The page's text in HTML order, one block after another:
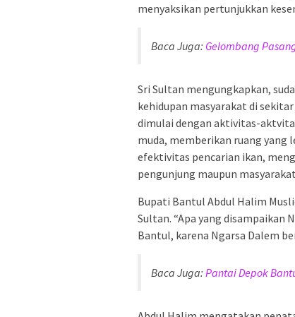
menyaksikan pertunjukkan
Baca Juga: Gelombang
Sri Sultan mengungkapkan,
kehidupan masyarakat di
dimulai dengan aktivitas-
muda, memberikan ruang yang
efektivitas pencarian ikan,
pengunjung maupun
Bupati Bantul Abdul Halim
Sultan. “Apa yang disampaikan
Bantul, karena Ngarsa Dalem
Baca Juga: Pantai Depok